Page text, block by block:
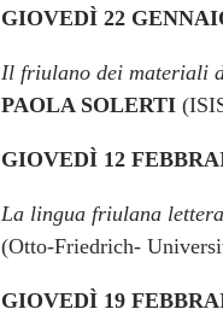
GIOVEDÌ 22
Il friulano dei materiali
PAOLA SOLERTI
GIOVEDÌ 12
La lingua friulana
(Otto-Friedrich-
GIOVEDÌ 19